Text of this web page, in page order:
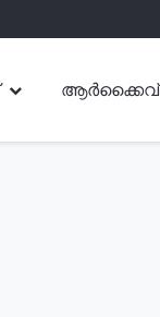
ആർക്കൈവ്